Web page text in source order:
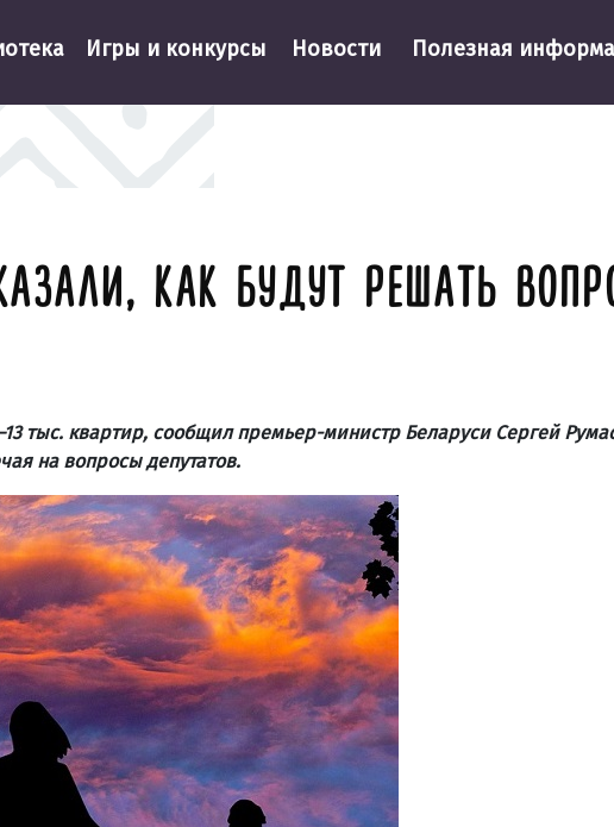
Игры и конкурсы Новости Полезная
КАК БУДУТ РЕШАТЬ
тыс. квартир, сообщил премьер-министр Беларуси Сергей
на вопросы депутатов.